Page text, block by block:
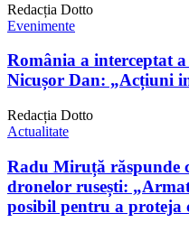
Redacția Dotto
Evenimente
România a interceptat
Nicușor Dan: „Acțiuni
Redacția Dotto
Actualitate
Radu Miruță răspunde
dronelor rusești:
posibil pentru a proteja